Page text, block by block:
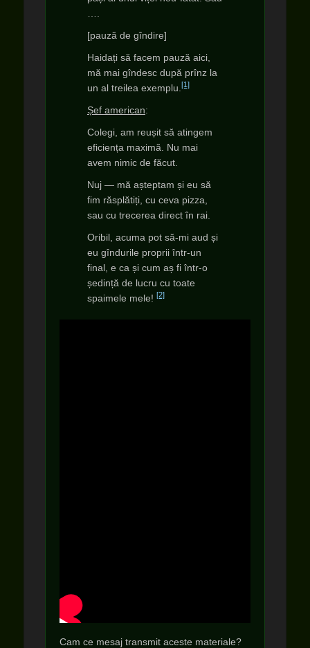
[pauză de gîndire]
Haidați să facem pauză aici,
mă mai gîndesc după prînz la
un al treilea exemplu. [1]
Șef american:
Colegi, am reușit să atingem
eficiența maximă. Nu mai
avem nimic de făcut.
Nuj — mă așteptam și eu să
fim răsplătiți, cu ceva pizza,
sau cu trecerea direct în rai.
Oribil, acuma pot să-mi aud și
eu gîndurile proprii într-un
final, e ca și cum aș fi într-o
ședință de lucru cu toate
spaimele mele! [2]
Cam ce mesaj transmit aceste materiale?